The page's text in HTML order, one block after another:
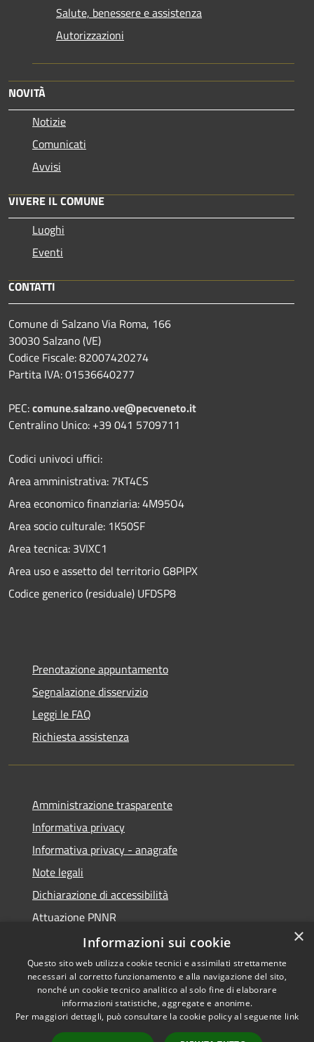
Salute, benessere e assistenza
Autorizzazioni
NOVITÀ
Notizie
Comunicati
Avvisi
VIVERE IL COMUNE
Luoghi
Eventi
CONTATTI
Comune di Salzano Via Roma, 166
30030 Salzano (VE)
Codice Fiscale: 82007420274
Partita IVA: 01536640277
PEC:comune.salzano.ve@pecveneto.it
Centralino Unico: +39 041 5709711
Codici univoci uffici:
Area amministrativa: 7KT4CS
Area economico finanziaria: 4M95O4
Area socio culturale: 1K50SF
Area tecnica: 3VIXC1
Area uso e assetto del territorio G8PIPX
Codice generico (residuale) UFDSP8
Prenotazione appuntamento
Segnalazione disservizio
Leggi le FAQ
Richiesta assistenza
Amministrazione trasparente
Informativa privacy
Informativa privacy - anagrafe
Note legali
Dichiarazione di accessibilità
Attuazione PNNR
Whistleblowing
RSS
Accessibilità
Copyright © 2026 • Comune di
×
Informazioni sui cookie
Questo sito web utilizza cookie tecnici e assimilati strettamente
necessari al corretto funzionamento e alla navigazione del sito,
nonché un cookie tecnico analitico al solo fine di elaborare
informazioni statistiche, aggregate e anonime.
Per maggiori dettagli, può consultare la cookie policy al seguente link